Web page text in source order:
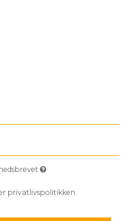
privatlivspolitikken.